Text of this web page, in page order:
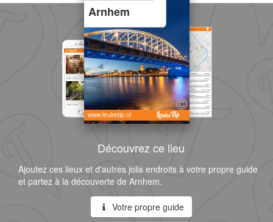
Arnhem
www.leuketip.nl
Découvrez ce lieu
Ajoutez ces lieux et d'autres jolis endroits à votre propre guide
et partez à la découverte de Arnhem.
Votre propre guide